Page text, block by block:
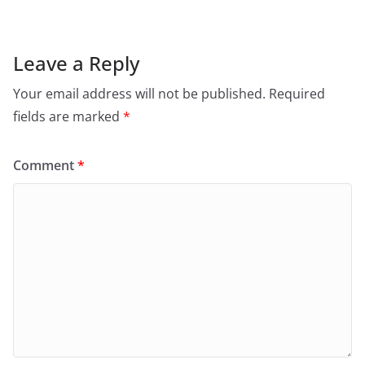
Leave a Reply
Your email address will not be published. Required
fields are marked *
Comment*